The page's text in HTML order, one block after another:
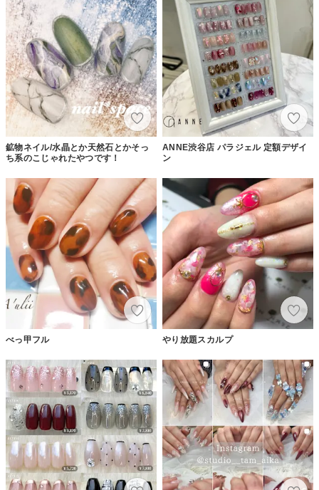
鉱物ネイル/水晶とか天然石とかそっ
ち系のこじゃれたやつです！
ANNE渋谷店 パラジェル 定額デザイ
ン
べっ甲フル やり放題スカルプ